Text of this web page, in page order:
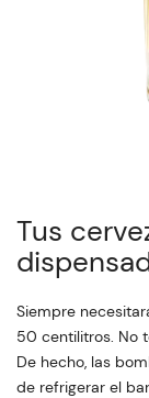
Tus
Siempre
50 centilitros. No
De hecho, las
de refrigerar el